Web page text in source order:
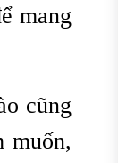
mang
cũng
muốn,